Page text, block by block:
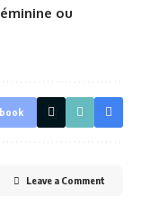
ou
Leave a Comment